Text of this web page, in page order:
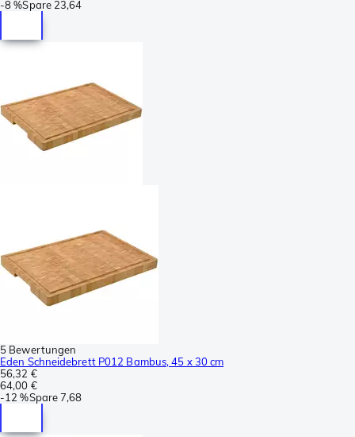
-8 %Spare 23,64
5 Bewertungen
Eden Schneidebrett P012 Bambus, 45 x 30 cm
56,32 €
64,00 €
-12 %Spare7,68